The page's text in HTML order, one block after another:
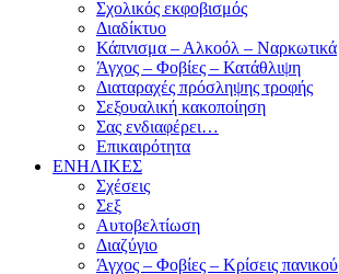
Σχολικός εκφοβισμός
Διαδίκτυο
Κάπνισμα – Αλκοόλ – Ναρκωτικά
Άγχος – Φοβίες – Κατάθλιψη
Διαταραχές πρόσληψης τροφής
Σεξουαλική κακοποίηση
Σας ενδιαφέρει…
Επικαιρότητα
ΕΝΗΛΙΚΕΣ
Σχέσεις
Σεξ
Αυτοβελτίωση
Διαζύγιο
Άγχος – Φοβίες – Κρίσεις πανικού